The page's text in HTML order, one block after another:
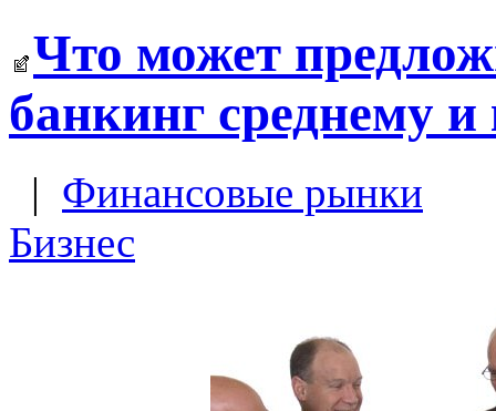
Что может
банкинг среднему
| Финансовые рынки
Бизнес